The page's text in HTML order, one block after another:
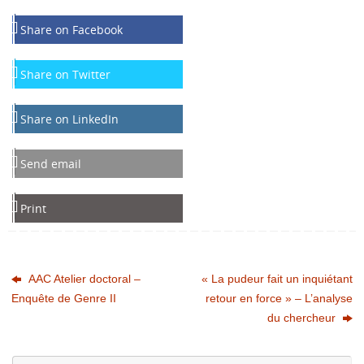
Share on Facebook
Share on Twitter
Share on LinkedIn
Send email
Print
AAC Atelier doctoral –
Enquête de Genre II
« La pudeur fait un inquiétant
retour en force » – L’analyse
du chercheur